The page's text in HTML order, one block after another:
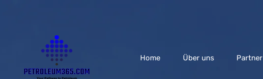
Home Über uns Partner